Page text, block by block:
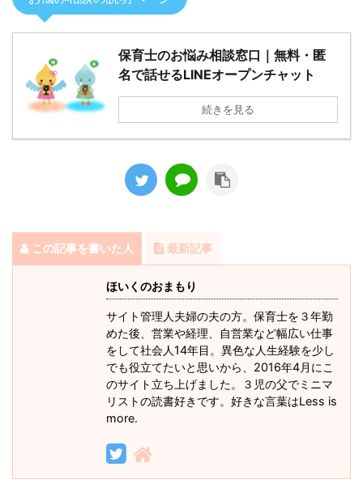
保育士のお悩み相談窓口｜無料・匿
名で話せるLINEオープンチャット
続きを見る
この記事を書いた人 最新記事
ほいくのおまもり
サイト管理人夫婦の夫の方。保育士を３年勤
めた後、営業や経理、自営業など幅広い仕事
をして社会人14年目。異色な人生経験を少し
でも役立てたいと思いから、2016年4月にこ
のサイト立ち上げました。３児の父でミニマ
リストの読書好きです。好きな言葉はLess is
more.